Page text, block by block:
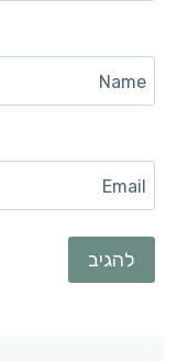
Name
Email